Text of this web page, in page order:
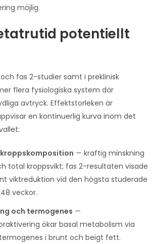
möjlig.
potentiellt
fas 2-studier samt i preklinisk
flera fysiologiska system där
avtryck. Effektstorleken är
en kontinuerlig kurva inom det
— kraftig minskning
total kroppsvikt; fas 2-resultaten visade
viktreduktion vid den högsta studerade
veckor.
och termogenes —
ökar basal metabolism via
i brunt och beigt fett.